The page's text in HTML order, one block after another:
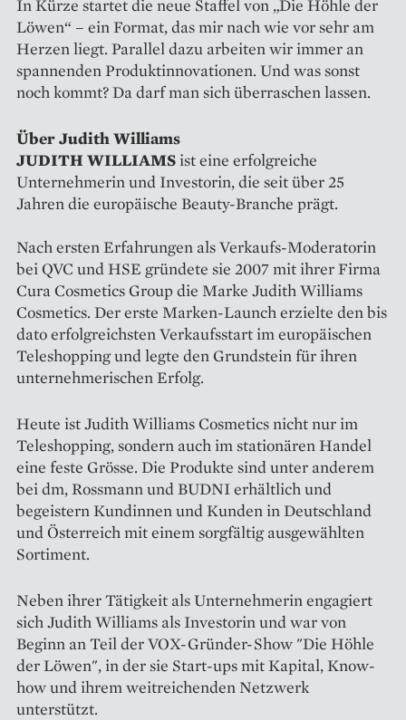
In Kürze startet die neue Staffel von „Die Höhle der
Löwen“ – ein Format, das mir nach wie vor sehr am
Herzen liegt. Parallel dazu arbeiten wir immer an
spannenden Produktinnovationen. Und was sonst
noch kommt? Da darf man sich überraschen lassen.
Über Judith Williams
JUDITH WILLIAMS ist eine erfolgreiche
Unternehmerin und Investorin, die seit über 25
Jahren die europäische Beauty-Branche prägt.
Nach ersten Erfahrungen als Verkaufs-Moderatorin
bei QVC und HSE gründete sie 2007 mit ihrer Firma
Cura Cosmetics Group die Marke Judith Williams
Cosmetics. Der erste Marken-Launch erzielte den bis
dato erfolgreichsten Verkaufsstart im europäischen
Teleshopping und legte den Grundstein für ihren
unternehmerischen Erfolg.
Heute ist Judith Williams Cosmetics nicht nur im
Teleshopping, sondern auch im stationären Handel
eine feste Grösse. Die Produkte sind unter anderem
bei dm, Rossmann und BUDNI erhältlich und
begeistern Kundinnen und Kunden in Deutschland
und Österreich mit einem sorgfältig ausgewählten
Sortiment.
Neben ihrer Tätigkeit als Unternehmerin engagiert
sich Judith Williams als Investorin und war von
Beginn an Teil der VOX-Gründer-Show "Die Höhle
der Löwen", in der sie Start-ups mit Kapital, Know-
how und ihrem weitreichenden Netzwerk
unterstützt.